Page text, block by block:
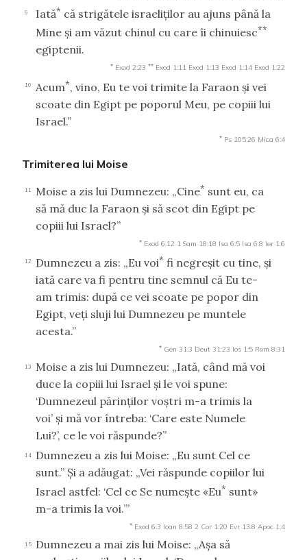
9 Iată* că strigătele israeliţilor au ajuns până la
Mine şi am văzut chinul cu care îi chinuiesc**
egiptenii.
* Exod 2:23 ** Exod 1:11 Exod 1:13 Exod 1:14 Exod 1:22
10 Acum*, vino, Eu te voi trimite la Faraon şi vei
scoate din Egipt pe poporul Meu, pe copiii lui
Israel.”
* Ps 105:26 Mica 6:4
Trimiterea lui Moise
11 Moise a zis lui Dumnezeu: „Cine* sunt eu, ca
să mă duc la Faraon şi să scot din Egipt pe
copiii lui Israel?”
* Exod 6:12 1 Sam 18:18 Isa 6:5 Isa 6:8 Ier 1:6
12 Dumnezeu a zis: „Eu voi* fi negreşit cu tine, şi
iată care va fi pentru tine semnul că Eu te-
am trimis: după ce vei scoate pe popor din
Egipt, veţi sluji lui Dumnezeu pe muntele
acesta.”
* Gen 31:3 Deut 31:23 Ios 1:5 Rom 8:31
13
Moise a zis lui Dumnezeu: „Iată, când mă voi
duce la copiii lui Israel şi le voi spune:
‘Dumnezeul părinţilor voştri m-a trimis la
voi’ şi mă vor întreba: ‘Care este Numele
Lui?’, ce le voi răspunde?”
14
Dumnezeu a zis lui Moise: „Eu sunt Cel ce
sunt.” Şi a adăugat: „Vei răspunde copiilor lui
Israel astfel: ‘Cel ce Se numeşte «Eu* sunt»
m-a trimis la voi.’”
* Exod 6:3 Ioan 8:58 2 Cor 1:20 Evr 13:8 Apoc 1:4
15
Dumnezeu a mai zis lui Moise: „Aşa să